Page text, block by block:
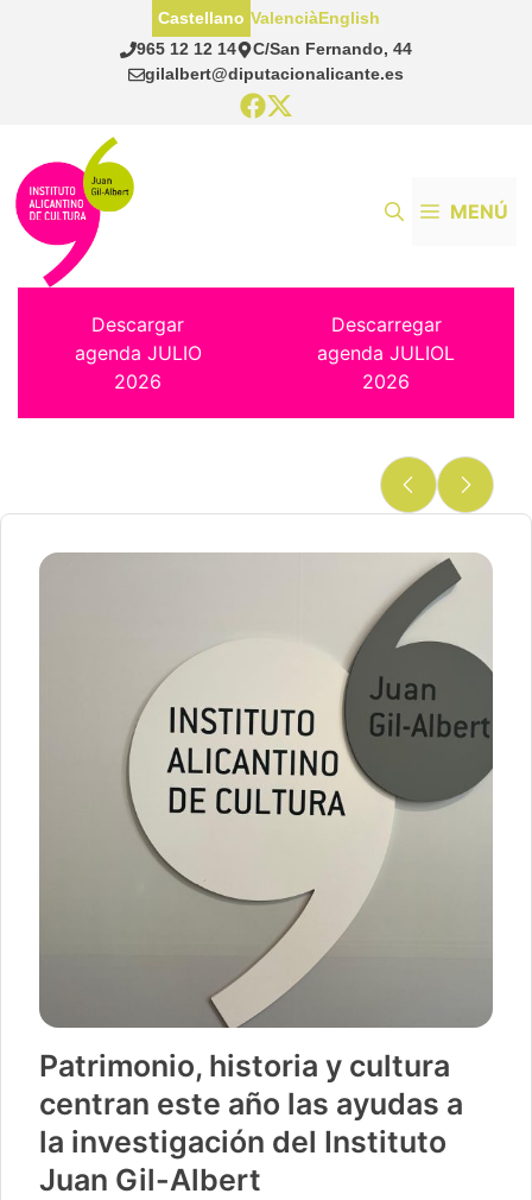
965 12 12 14
C/San Fernando, 44
gilalbert@diputacionalicante.es
Castellano ValenciàEnglish
MENÚ
Descargar
agenda JULIO
2026
Descarregar
agenda JULIOL
2026
Patrimonio, historia y cultura
centran este año las ayudas a
la investigación del Instituto
Juan Gil-Albert